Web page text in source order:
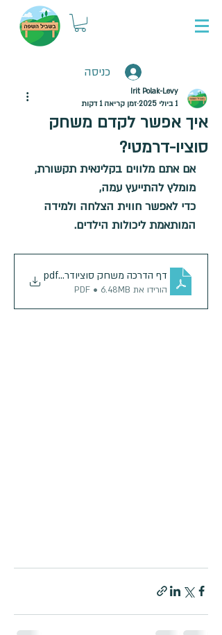
כניסה
איך אפשר לקדם משחק
סוציו-דרמטי?
Irit Polak-Levy
1 ביולי 2025
זמן קריאה 1 דקות
אם אתם מלווים בקלינאית תקשורת,
מומלץ להתייעץ עמה,
כדי לאפשר חווית הצלחה ולמידה
המותאמת ליכולות הילדים.
דף הדרכה משחק סוציודרמטי
.pdf
הורידו את PDF • 6.48MB